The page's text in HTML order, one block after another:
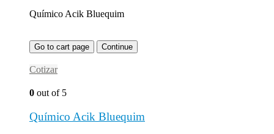
Químico Acik Bluequim
Go to cart page Continue
Cotizar
0 out of 5
Químico Acik Bluequim